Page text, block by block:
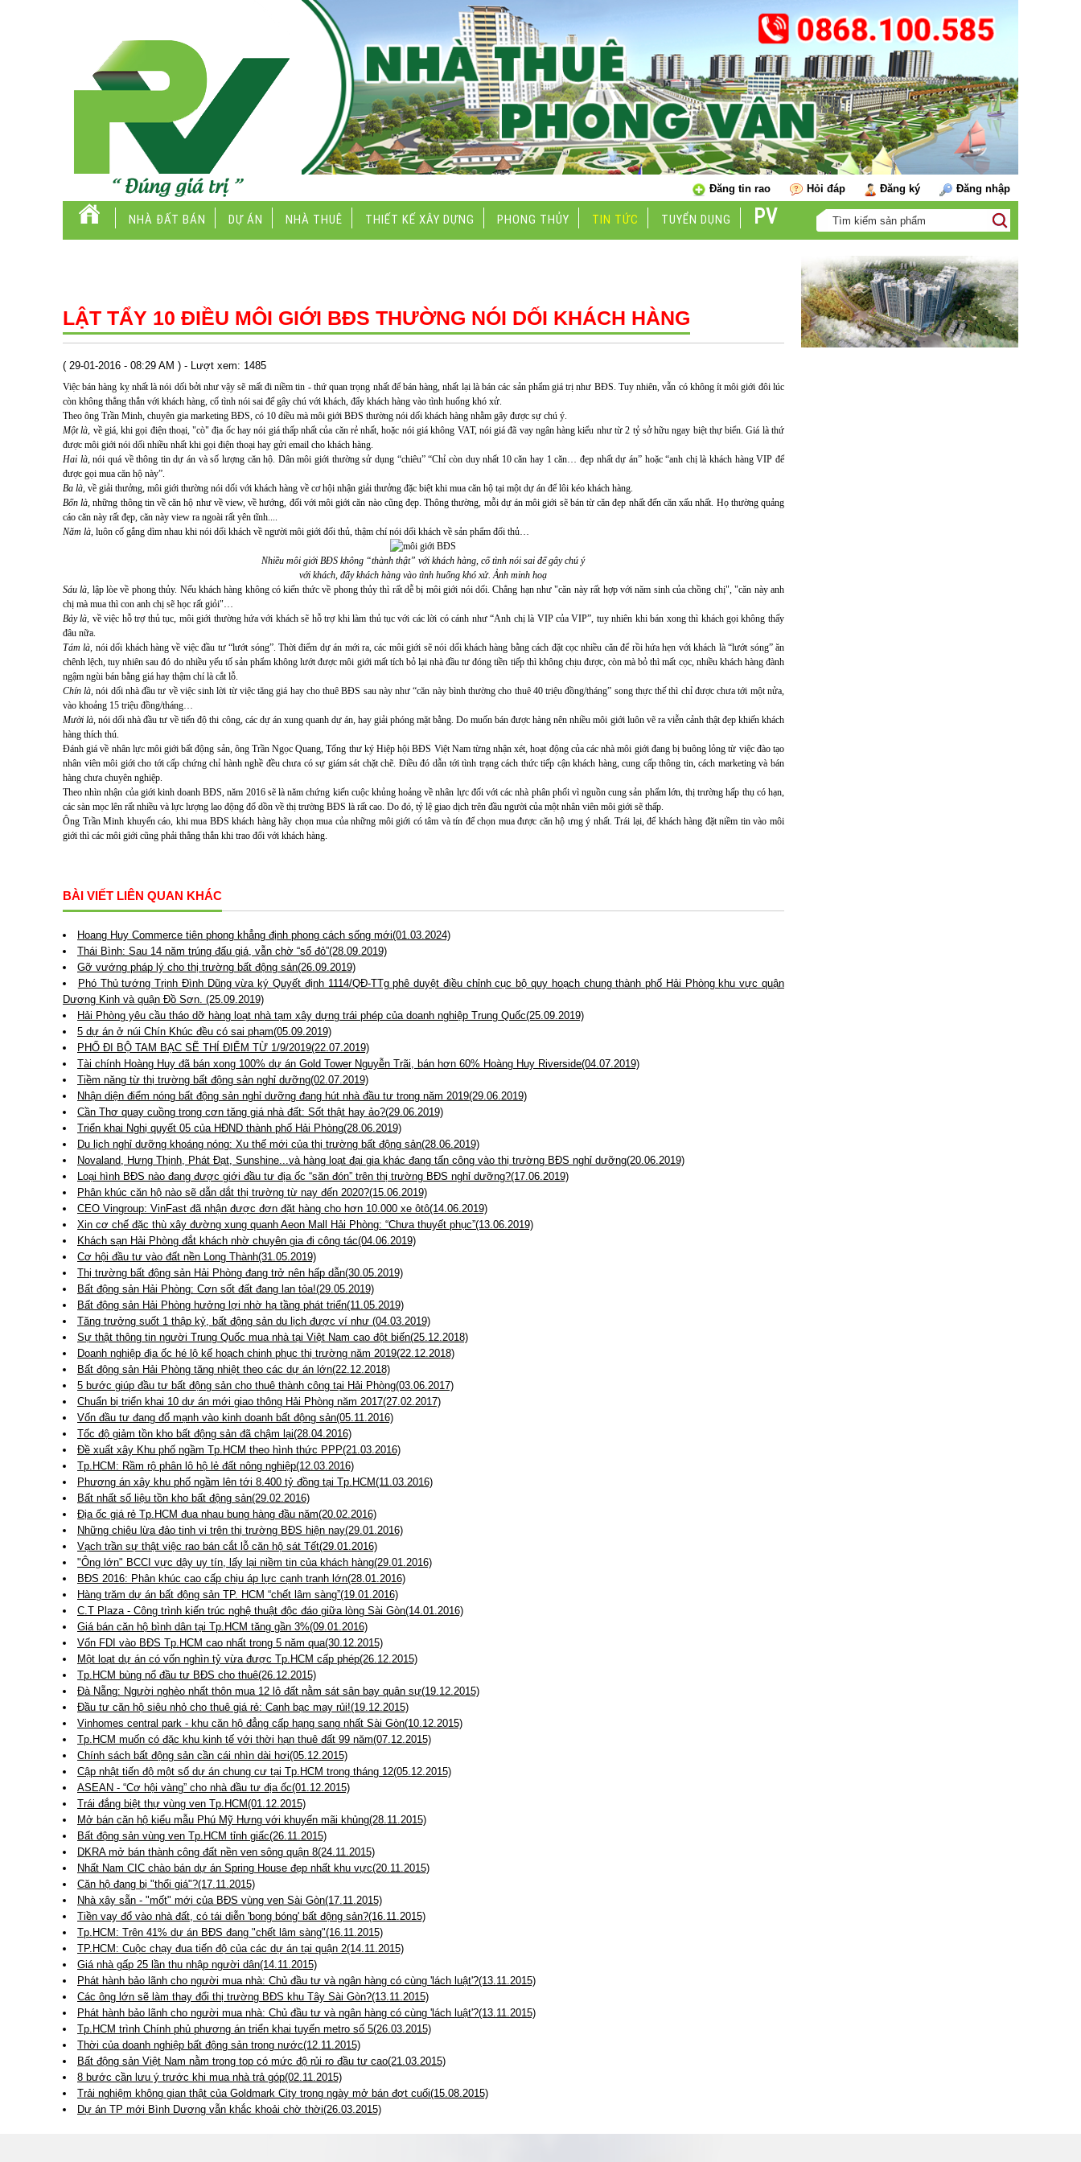
Đăng tin rao Hỏi đáp Đăng ký Đăng nhập
NHÀ ĐẤT BÁN DỰ ÁN NHÀ THUÊ THIẾT KẾ XÂY DỰNG PHONG THỦY TIN TỨC TUYỂN DỤNG PV
LẬT TẨY 10 ĐIỀU MÔI GIỚI BĐS THƯỜNG NÓI DỐI KHÁCH HÀNG
( 29-01-2016 - 08:29 AM ) - Lượt xem: 1485
Việc bán hàng kỵ nhất là nói dối bởi như vậy sẽ mất đi niềm tin - thứ quan trọng nhất để bán hàng, nhất lại là bán các sản phẩm giá trị như BĐS. Tuy nhiên, vẫn có không ít môi giới đôi lúc
còn không thẳng thắn với khách hàng, cố tình nói sai để gây chú với khách, đẩy khách hàng vào tình huống khó xử.
Theo ông Trần Minh, chuyên gia marketing BĐS, có 10 điều mà môi giới BĐS thường nói dối khách hàng nhằm gây được sự chú ý.
Một là, về giá, khi gọi điện thoại, "cò" địa ốc hay nói giá thấp nhất của căn rẻ nhất, hoặc nói giá không VAT, nói giá đã vay ngân hàng kiểu như từ 2 tỷ sở hữu ngay biệt thự biển. Giá là thứ
được môi giới nói dối nhiều nhất khi gọi điện thoại hay gửi email cho khách hàng.
Hai là,nói quá về thông tin dự án và số lượng căn hộ. Dân môi giới thường sử dụng “chiêu” “Chỉ còn duy nhất 10 căn hay 1 căn… đẹp nhất dự án” hoặc “anh chị là khách hàng VIP để
được gọi mua căn hộ này”.
Ba là, về giải thưởng, môi giới thường nói dối với khách hàng về cơ hội nhận giải thưởng đặc biệt khi mua căn hộ tại một dự án để lôi kéo khách hàng.
Bốn là,những thông tin về căn hộ như về view, về hướng, đối với môi giới căn nào cũng đẹp. Thông thường, mỗi dự án môi giới sẽ bán từ căn đẹp nhất đến căn xấu nhất. Họ thường quảng
cáo căn này rất đẹp, căn này view ra ngoài rất yên tĩnh....
Năm là, luôn cố gắng dìm nhau khi nói dối khách về người môi giới đối thủ, thậm chí nói dối khách về sản phẩm đối thủ…
Nhiều môi giới BĐS không “thành thật” với khách hàng, cố tình nói sai để gây chú ý
với khách, đẩy khách hàng vào tình huống khó xử. Ảnh minh hoạ
Sáu là, lập lòe về phong thủy. Nếu khách hàng không có kiến thức về phong thủy thì rất dễ bị môi giới nói dối. Chẳng hạn như "căn này rất hợp với năm sinh của chồng chị", "căn này anh
chị mà mua thì con anh chị sẽ học rất giỏi"…
Bảy là, về việc hỗ trợ thủ tục, môi giới thường hứa với khách sẽ hỗ trợ khi làm thủ tục với các lời có cánh như “Anh chị là VIP của VIP”, tuy nhiên khi bán xong thì khách gọi không thấy
đâu nữa.
Tám là, nói dối khách hàng về việc đầu tư “lướt sóng”. Thời điểm dự án mới ra, các môi giới sẽ nói dối khách hàng bằng cách đặt cọc nhiều căn để rồi hứa hẹn với khách là “lướt sóng” ăn
chênh lệch, tuy nhiên sau đó do nhiều yếu tố sản phẩm không lướt được môi giới mất tích bỏ lại nhà đầu tư đóng tiền tiếp thì không chịu được, còn mà bỏ thì mất cọc, nhiều khách hàng đành
ngậm ngùi bán bằng giá hay thậm chí là cắt lỗ.
Chín là, nói dối nhà đầu tư về việc sinh lời từ việc tăng giá hay cho thuê BĐS sau này như “căn này bình thường cho thuê 40 triệu đồng/tháng” song thực thế thì chỉ được chưa tới một nửa,
vào khoảng 15 triệu đồng/tháng…
Mười là,nói dối nhà đầu tư về tiến độ thi công, các dự án xung quanh dự án, hay giải phóng mặt bằng. Do muốn bán được hàng nên nhiều môi giới luôn vẽ ra viễn cảnh thật đẹp khiến khách
hàng thích thú.
Đánh giá về nhân lực môi giới bất động sản, ông Trần Ngọc Quang, Tổng thư ký Hiệp hội BĐS Việt Nam từng nhận xét, hoạt động của các nhà môi giới đang bị buông lỏng từ việc đào tạo
nhân viên môi giới cho tới cấp chứng chỉ hành nghề đều chưa có sự giám sát chặt chẽ. Điều đó dẫn tới tình trạng cách thức tiếp cận khách hàng, cung cấp thông tin, cách marketing và bán
hàng chưa chuyên nghiệp.
Theo nhìn nhận của giới kinh doanh BĐS, năm 2016 sẽ là năm chứng kiến cuộc khủng hoảng về nhân lực đối với các nhà phân phối vì nguồn cung sản phẩm lớn, thị trường hấp thụ có hạn,
các sàn mọc lên rất nhiều và lực lượng lao động đổ dồn về thị trường BĐS là rất cao. Do đó, tỷ lệ giao dịch trên đầu người của một nhân viên môi giới sẽ thấp.
Ông Trần Minh khuyến cáo, khi mua BĐS khách hàng hãy chọn mua của những môi giới có tâm và tín để chọn mua được căn hộ ưng ý nhất. Trái lại, để khách hàng đặt niềm tin vào môi
giới thì các môi giới cũng phải thẳng thắn khi trao đổi với khách hàng.
BÀI VIẾT LIÊN QUAN KHÁC
Hoang Huy Commerce tiên phong khẳng định phong cách sống mới(01.03.2024)
Thái Bình: Sau 14 năm trúng đấu giá, vẫn chờ “sổ đỏ”(28.09.2019)
Gỡ vướng pháp lý cho thị trường bất động sản(26.09.2019)
Phó Thủ tướng Trịnh Đình Dũng vừa ký Quyết định 1114/QĐ-TTg phê duyệt điều chỉnh cục bộ quy hoạch chung thành phố Hải Phòng khu vực quận
Dương Kinh và quận Đồ Sơn. (25.09.2019)
Hải Phòng yêu cầu tháo dỡ hàng loạt nhà tạm xây dựng trái phép của doanh nghiệp Trung Quốc(25.09.2019)
5 dự án ở núi Chín Khúc đều có sai phạm(05.09.2019)
PHỐ ĐI BỘ TAM BẠC SẼ THÍ ĐIỂM TỪ 1/9/2019(22.07.2019)
Tài chính Hoàng Huy đã bán xong 100% dự án Gold Tower Nguyễn Trãi, bán hơn 60% Hoàng Huy Riverside(04.07.2019)
Tiềm năng từ thị trường bất động sản nghỉ dưỡng(02.07.2019)
Nhận diện điểm nóng bất động sản nghỉ dưỡng đang hút nhà đầu tư trong năm 2019(29.06.2019)
Cần Thơ quay cuồng trong cơn tăng giá nhà đất: Sốt thật hay ảo?(29.06.2019)
Triển khai Nghị quyết 05 của HĐND thành phố Hải Phòng(28.06.2019)
Du lịch nghỉ dưỡng khoáng nóng: Xu thế mới của thị trường bất động sản(28.06.2019)
Novaland, Hưng Thịnh, Phát Đạt, Sunshine...và hàng loạt đại gia khác đang tấn công vào thị trường BĐS nghỉ dưỡng(20.06.2019)
Loại hình BĐS nào đang được giới đầu tư địa ốc “săn đón” trên thị trường BĐS nghỉ dưỡng?(17.06.2019)
Phân khúc căn hộ nào sẽ dẫn dắt thị trường từ nay đến 2020?(15.06.2019)
CEO Vingroup: VinFast đã nhận được đơn đặt hàng cho hơn 10.000 xe ôtô(14.06.2019)
Xin cơ chế đặc thù xây đường xung quanh Aeon Mall Hải Phòng: “Chưa thuyết phục”(13.06.2019)
Khách sạn Hải Phòng đắt khách nhờ chuyên gia đi công tác(04.06.2019)
Cơ hội đầu tư vào đất nền Long Thành(31.05.2019)
Thị trường bất động sản Hải Phòng đang trở nên hấp dẫn(30.05.2019)
Bất động sản Hải Phòng: Cơn sốt đất đang lan tỏa!(29.05.2019)
Bất động sản Hải Phòng hưởng lợi nhờ hạ tầng phát triển(11.05.2019)
Tăng trưởng suốt 1 thập kỷ, bất động sản du lịch được ví như (04.03.2019)
Sự thật thông tin người Trung Quốc mua nhà tại Việt Nam cao đột biến(25.12.2018)
Doanh nghiệp địa ốc hé lộ kế hoạch chinh phục thị trường năm 2019(22.12.2018)
Bất động sản Hải Phòng tăng nhiệt theo các dự án lớn(22.12.2018)
5 bước giúp đầu tư bất động sản cho thuê thành công tại Hải Phòng(03.06.2017)
Chuẩn bị triển khai 10 dự án mới giao thông Hải Phòng năm 2017(27.02.2017)
Vốn đầu tư đang đổ mạnh vào kinh doanh bất động sản(05.11.2016)
Tốc độ giảm tồn kho bất động sản đã chậm lại(28.04.2016)
Đề xuất xây Khu phố ngầm Tp.HCM theo hình thức PPP(21.03.2016)
Tp.HCM: Rầm rộ phân lô hộ lẻ đất nông nghiệp(12.03.2016)
Phương án xây khu phố ngầm lên tới 8.400 tỷ đồng tại Tp.HCM(11.03.2016)
Bất nhất số liệu tồn kho bất động sản(29.02.2016)
Địa ốc giá rẻ Tp.HCM đua nhau bung hàng đầu năm(20.02.2016)
Những chiêu lừa đảo tinh vi trên thị trường BĐS hiện nay(29.01.2016)
Vạch trần sự thật việc rao bán cắt lỗ căn hộ sát Tết(29.01.2016)
"Ông lớn" BCCI vực dậy uy tín, lấy lại niềm tin của khách hàng(29.01.2016)
BĐS 2016: Phân khúc cao cấp chịu áp lực cạnh tranh lớn(28.01.2016)
Hàng trăm dự án bất động sản TP. HCM “chết lâm sàng”(19.01.2016)
C.T Plaza - Công trình kiến trúc nghệ thuật độc đáo giữa lòng Sài Gòn(14.01.2016)
Giá bán căn hộ bình dân tại Tp.HCM tăng gần 3%(09.01.2016)
Vốn FDI vào BĐS Tp.HCM cao nhất trong 5 năm qua(30.12.2015)
Một loạt dự án có vốn nghìn tỷ vừa được Tp.HCM cấp phép(26.12.2015)
Tp.HCM bùng nổ đầu tư BĐS cho thuê(26.12.2015)
Đà Nẵng: Người nghèo nhất thôn mua 12 lô đất nằm sát sân bay quân sự(19.12.2015)
Đầu tư căn hộ siêu nhỏ cho thuê giá rẻ: Canh bạc may rủi!(19.12.2015)
Vinhomes central park - khu căn hộ đẳng cấp hạng sang nhất Sài Gòn(10.12.2015)
Tp.HCM muốn có đặc khu kinh tế với thời hạn thuê đất 99 năm(07.12.2015)
Chính sách bất động sản cần cái nhìn dài hơi(05.12.2015)
Cập nhật tiến độ một số dự án chung cư tại Tp.HCM trong tháng 12(05.12.2015)
ASEAN - “Cơ hội vàng” cho nhà đầu tư địa ốc(01.12.2015)
Trái đắng biệt thự vùng ven Tp.HCM(01.12.2015)
Mở bán căn hộ kiểu mẫu Phú Mỹ Hưng với khuyến mãi khủng(28.11.2015)
Bất động sản vùng ven Tp.HCM tỉnh giấc(26.11.2015)
DKRA mở bán thành công đất nền ven sông quận 8(24.11.2015)
Nhất Nam CIC chào bán dự án Spring House đẹp nhất khu vực(20.11.2015)
Căn hộ đang bị "thổi giá"?(17.11.2015)
Nhà xây sẵn - "mốt" mới của BĐS vùng ven Sài Gòn(17.11.2015)
Tiền vay đổ vào nhà đất, có tái diễn 'bong bóng' bất động sản?(16.11.2015)
Tp.HCM: Trên 41% dự án BĐS đang "chết lâm sàng"(16.11.2015)
TP.HCM: Cuộc chạy đua tiến độ của các dự án tại quận 2(14.11.2015)
Giá nhà gấp 25 lần thu nhập người dân(14.11.2015)
Phát hành bảo lãnh cho người mua nhà: Chủ đầu tư và ngân hàng có cùng 'lách luật'?(13.11.2015)
Các ông lớn sẽ làm thay đổi thị trường BĐS khu Tây Sài Gòn?(13.11.2015)
Phát hành bảo lãnh cho người mua nhà: Chủ đầu tư và ngân hàng có cùng 'lách luật'?(13.11.2015)
Tp.HCM trình Chính phủ phương án triển khai tuyến metro số 5(26.03.2015)
Thời của doanh nghiệp bất động sản trong nước(12.11.2015)
Bất động sản Việt Nam nằm trong top có mức độ rủi ro đầu tư cao(21.03.2015)
8 bước cần lưu ý trước khi mua nhà trả góp(02.11.2015)
Trải nghiệm không gian thật của Goldmark City trong ngày mở bán đợt cuối(15.08.2015)
Dự án TP mới Bình Dương vẫn khắc khoải chờ thời(26.03.2015)